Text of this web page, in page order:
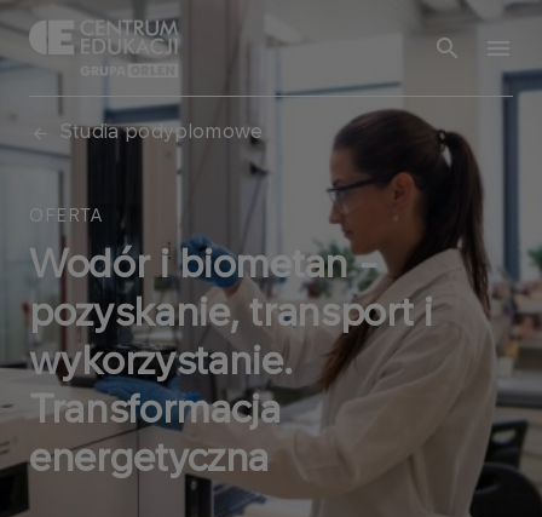
Studia podyplomowe
OFERTA
Wodór i biometan -
pozyskanie, transport i
wykorzystanie.
Transformacja
energetyczna